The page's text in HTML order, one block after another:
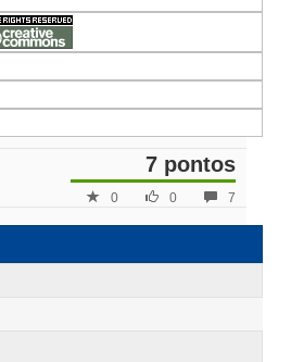
7 pontos
7
0
0